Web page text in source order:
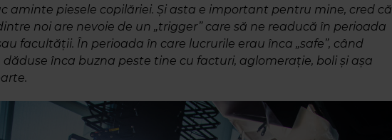
aminte piesele copilăriei. Și asta e important pentru mine, cred că
noi are nevoie de un „trigger” care să ne readucă în perioada
facultății. În perioada în care lucrurile erau înca „safe”, când
înca buzna peste tine cu facturi, aglomerație, boli și așa